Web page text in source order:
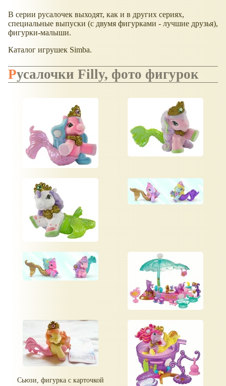
В серии русалочек выходят, как и в других сериях,
специальные выпуски (с двумя фигурками - лучшие друзья),
фигурки-малыши.
Каталог игрушек Simba.
Русалочки Filly, фото фигурок
Сьюзи, фигурка с карточкой